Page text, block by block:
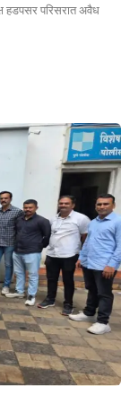
हडपसर परिसरात अवैध